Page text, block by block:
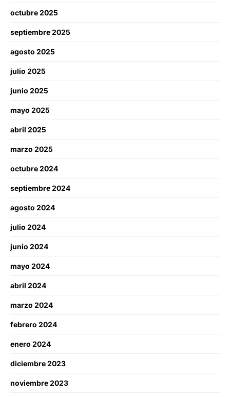
octubre 2025
septiembre 2025
agosto 2025
julio 2025
junio 2025
mayo 2025
abril 2025
marzo 2025
octubre 2024
septiembre 2024
agosto 2024
julio 2024
junio 2024
mayo 2024
abril 2024
marzo 2024
febrero 2024
enero 2024
diciembre 2023
noviembre 2023